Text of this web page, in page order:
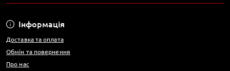
Інформація
Доставка та оплата
Обмін та повернення
Про нас